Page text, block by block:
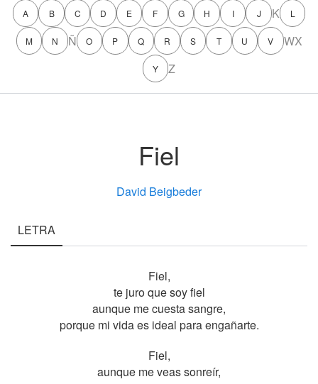
A B C D E F G H I J K L
M N Ñ O P Q R S T U V WX
Y Z
Fiel
David Beigbeder
LETRA
Fiel,
te juro que soy fiel
aunque me cuesta sangre,
porque mi vida es ideal para engañarte.
Fiel,
aunque me veas sonreír,